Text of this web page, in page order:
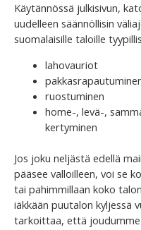
Käytännössä julkisivun,
uudelleen säännöllisin
suomalaisille taloille
lahovauriot
ruostuminen
home-, levä-,
kertyminen
Jos joku neljästä edellä
pääsee valloilleen, voi se
tai pahimmillaan koko
iäkkään puutalon kyljessä
tarkoittaa, että joudumme